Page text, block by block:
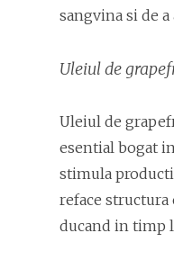
sangvina si de
Uleiul de
Uleiul de
esential bogat
stimula
reface structura
ducand in timp